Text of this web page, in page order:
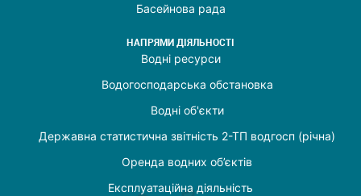
Басейнова рада
НАПРЯМИ ДІЯЛЬНОСТІ
Водні ресурси
Водогосподарська обстановка
Водні об'єкти
Державна статистична звітність 2-ТП водгосп (річна)
Оренда водних об’єктів
Експлуатаційна діяльність